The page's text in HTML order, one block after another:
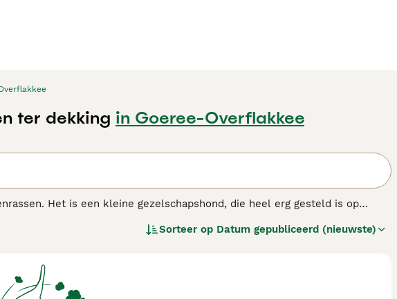
ter dekking in Goeree-Overflakkee
Het is een kleine gezelschapshond, die heel erg gesteld is op
neus.
Sorteer op Datum gepubliceerd (nieuwste)